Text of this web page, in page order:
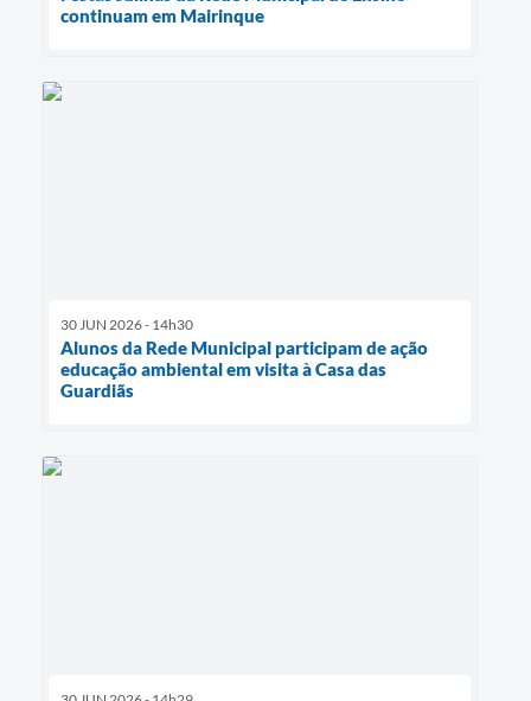
continuam em Mairinque
30 JUN 2026 - 14h30
Alunos da Rede Municipal participam de ação
educação ambiental em visita à Casa das
Guardiãs